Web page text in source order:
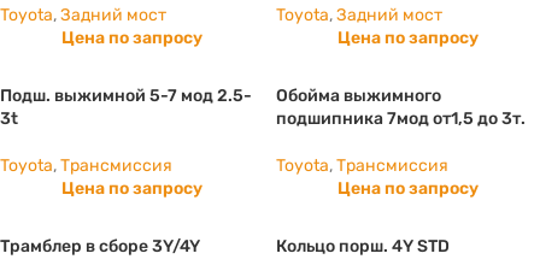
Toyota,Задний мост
Цена по запросу
Toyota,Задний мост
Цена по запросу
Подш. выжимной 5-7 мод 2.5-
3t
Toyota,Трансмиссия
Цена по запросу
Обойма выжимного
подшипника 7мод от1,5 до 3т.
Toyota,Трансмиссия
Цена по запросу
Трамблер в сборе 3Y/4Y Кольцо порш. 4Y STD